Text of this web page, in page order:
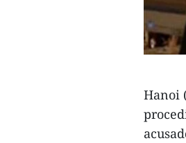
Hanoi